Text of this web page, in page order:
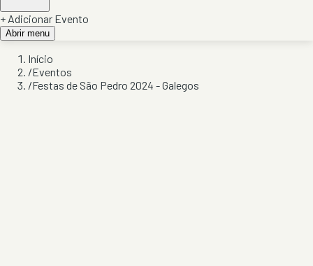
+ Adicionar Evento
Abrir menu
Início
/Eventos
/Festas de São Pedro 2024 - Galegos